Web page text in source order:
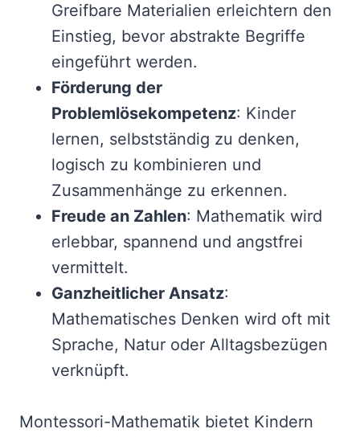
Greifbare Materialien erleichtern den
Einstieg, bevor abstrakte Begriffe
eingeführt werden.
Förderung der
Problemlösekompetenz: Kinder
lernen, selbstständig zu denken,
logisch zu kombinieren und
Zusammenhänge zu erkennen.
Freude an Zahlen: Mathematik wird
erlebbar, spannend und angstfrei
vermittelt.
Ganzheitlicher Ansatz:
Mathematisches Denken wird oft mit
Sprache, Natur oder Alltagsbezügen
verknüpft.
Montessori-Mathematik bietet Kindern